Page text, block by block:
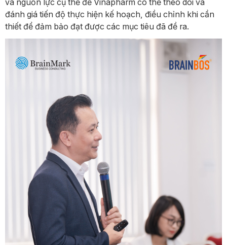
và nguồn lực cụ thể để Vinapharm có thể theo dõi và
đánh giá tiến độ thực hiện kế hoạch, điều chỉnh khi cần
thiết để đảm bảo đạt được các mục tiêu đã đề ra.